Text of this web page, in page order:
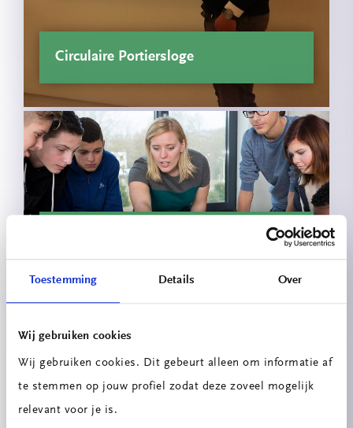
Toestemming Details Over
Wij gebruiken cookies
Wij gebruiken cookies. Dit gebeurt alleen om informatie af
te stemmen op jouw profiel zodat deze zoveel mogelijk
relevant voor je is.
Circulaire Portiersloge
Technologie & Engineering